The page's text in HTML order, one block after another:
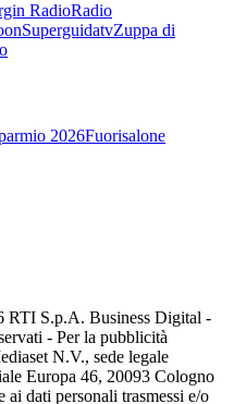
RadioRadio
SuperguidatvZuppa di
2026Fuorisalone
RTI S.p.A. Business Digital -
- Per la pubblicità
N.V., sede legale
Europa 46, 20093 Cologno
ai dati personali trasmessi e/o